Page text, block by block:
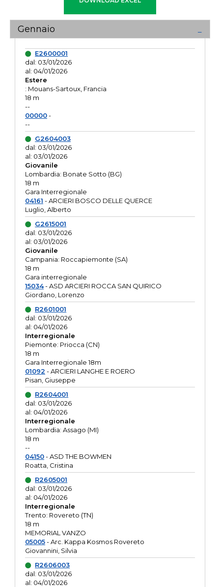
Gennaio
E2600001
dal: 03/01/2026
al: 04/01/2026
Estere
: Mouans-Sartoux, Francia
18 m
--
00000-
--
G2604003
dal: 03/01/2026
al: 03/01/2026
Giovanile
Lombardia: Bonate Sotto (BG)
18 m
Gara Interregionale
04161 - ARCIERI BOSCO DELLE QUERCE
Luglio, Alberto
G2615001
dal: 03/01/2026
al: 03/01/2026
Giovanile
Campania: Roccapiemonte (SA)
18 m
Gara interregionale
15034- ASD ARCIERI ROCCA SAN QUIRICO
Giordano, Lorenzo
R2601001
dal: 03/01/2026
al: 04/01/2026
Interregionale
Piemonte: Priocca (CN)
18 m
Gara Interregionale 18m
01092 - ARCIERI LANGHE E ROERO
Pisan, Giuseppe
R2604001
dal: 03/01/2026
al: 04/01/2026
Interregionale
Lombardia: Assago (MI)
18 m
--
04150- ASD THE BOWMEN
Roatta, Cristina
R2605001
dal: 03/01/2026
al: 04/01/2026
Interregionale
Trento: Rovereto (TN)
18 m
MEMORIAL VANZO
05005- Arc. Kappa Kosmos Rovereto
Giovannini, Silvia
R2606003
dal: 03/01/2026
al: 04/01/2026